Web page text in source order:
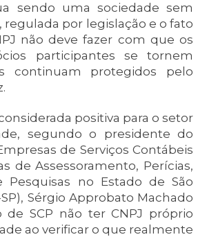
sendo uma sociedade sem
regulada por legislação e o fato
não deve fazer com que os
participantes se tornem
continuam protegidos pelo
positiva para o setor
segundo o presidente do
de Serviços Contábeis
de Assessoramento, Perícias,
Pesquisas no Estado de São
Sérgio Approbato Machado
de SCP não ter CNPJ próprio
ao verificar o que realmente